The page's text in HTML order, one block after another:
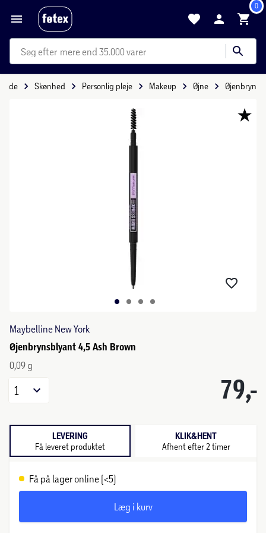
0
mere end 35.000 varer
Skønhed Personlig pleje Makeup Øjne Øjenbryn
Maybelline New York
Øjenbrynsblyant 4,5 Ash Brown
0,09 g
79,-
1
LEVERING
Få leveret produktet
KLIK&HENT
Afhent efter 2 timer
Få på lager online (<5)
Læg i kurv